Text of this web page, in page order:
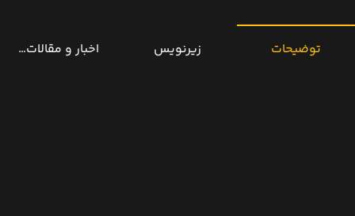
توضیحات زیرنویس اخبار و مقالات